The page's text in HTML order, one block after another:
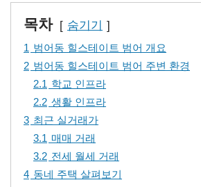
목차 숨기기
1 범어동 힐스테이트 범어 개요
2 범어동 힐스테이트 범어 주변 환경
2.1 학교 인프라
2.2 생활 인프라
3 최근 실거래가
3.1 매매 거래
3.2 전세 월세 거래
4 동네 주택 살펴보기